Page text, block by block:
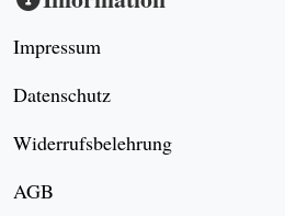
Impressum
Datenschutz
Widerrufsbelehrung
AGB